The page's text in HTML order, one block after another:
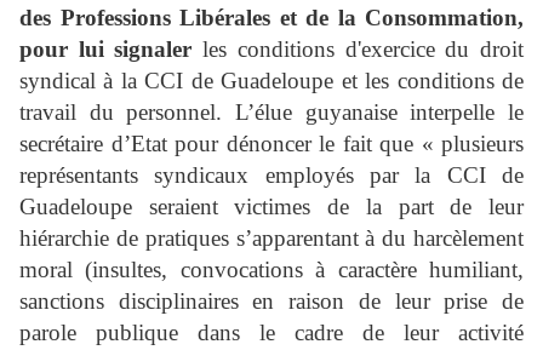
des Professions Libérales et de la Consommation,
pour lui signaler les conditions d'exercice du droit
syndical à la CCI de Guadeloupe et les conditions de
travail du personnel. L’élue guyanaise interpelle le
secrétaire d’Etat pour dénoncer le fait que « plusieurs
représentants syndicaux employés par la CCI de
Guadeloupe seraient victimes de la part de leur
hiérarchie de pratiques s’apparentant à du harcèlement
moral (insultes, convocations à caractère humiliant,
sanctions disciplinaires en raison de leur prise de
parole publique dans le cadre de leur activité